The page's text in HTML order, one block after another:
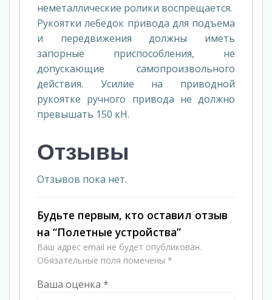
неметаллические ролики воспрещается.
Рукоятки лебедок привода для подъема
и передвижения должны иметь
запорные приспособления, не
допускающие самопроизвольного
действия. Усилие на приводной
рукоятке ручного привода не должно
превышать 150 кН.
Отзывы
Отзывов пока нет.
Будьте первым, кто оставил отзыв
на “Полетные устройства”
Ваш адрес email не будет опубликован.
Обязательные поля помечены *
Ваша оценка *